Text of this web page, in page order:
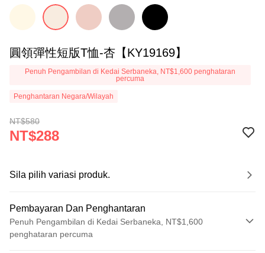
圓領彈性短版T恤-杏【KY19169】
Penuh Pengambilan di Kedai Serbaneka, NT$1,600 penghataran
percuma
Penghantaran Negara/Wilayah
NT$580
NT$288
Sila pilih variasi produk.
Pembayaran Dan Penghantaran
Penuh Pengambilan di Kedai Serbaneka, NT$1,600
penghataran percuma